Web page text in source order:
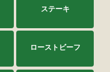
ステーキ
ローストビーフ